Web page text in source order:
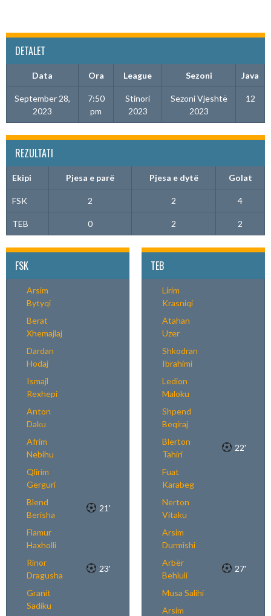
DETALET
Data Ora League Sezoni Java
September 28,
2023
7:50
pm
Stinori
2023
Sezoni Vjeshtë
2023
12
REZULTATI
Ekipi Pjesa e parë Pjesa e dytë Golat
FSK 2 2 4
TEB 0 2 2
FSK
Arsim
Bytyqi
Berat
Xhemajlaj
Dardan
Hodaj
Ismajl
Rexhepi
Anton
Daku
Afrim
Nebihu
Qlirim
Gerguri
Blend
Berisha
21'
Flamur
Haxholli
Rinor
Dragusha
23'
Granit
Sadiku
TEB
Lirim
Krasniqi
Atahan
Uzer
Shkodran
Ibrahimi
Ledion
Maloku
Shpend
Beqiraj
Blerton
Tahiri
22'
Fuat
Karabeg
Nerton
Vitaku
Arsim
Durmishi
Arbër
Behluli
27'
Musa Salihi
Arsim